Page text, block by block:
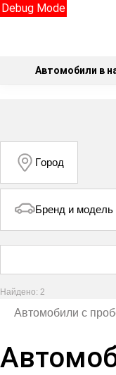
Debug Mode
Автомобили в
Город
Бренд и модель
Найдено: 2
Автомобили с